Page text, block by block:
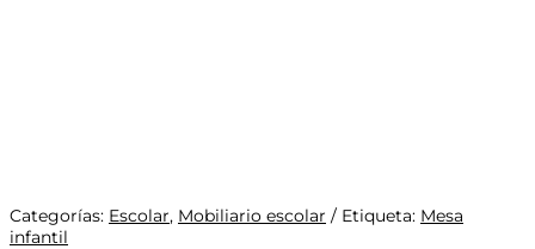
Categorías: Escolar, Mobiliario escolar Etiqueta: Mesa
infantil